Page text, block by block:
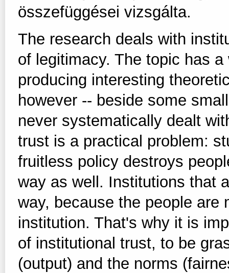
összefüggései vizsgálta.
The research deals with
of legitimacy. The topic has
producing interesting
however -- beside some
never systematically dealt
trust is a practical problem:
fruitless policy destroys
way as well. Institutions that
way, because the people are
institution. That's why it is
of institutional trust, to be
(output) and the norms